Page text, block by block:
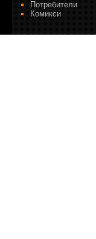
Потребители
Комикси